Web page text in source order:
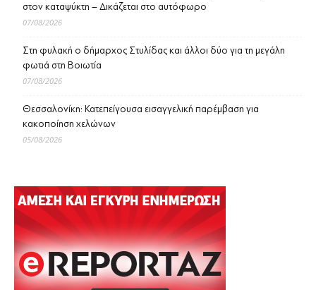
στον καταψύκτη – Δικάζεται στο αυτόφωρο
07/08/2026
Στη φυλακή ο δήμαρχος Στυλίδας και άλλοι δύο για τη μεγάλη
φωτιά στη Βοιωτία
07/08/2026
Θεσσαλονίκη: Κατεπείγουσα εισαγγελική παρέμβαση για
κακοποίηση χελώνων
05/08/2026